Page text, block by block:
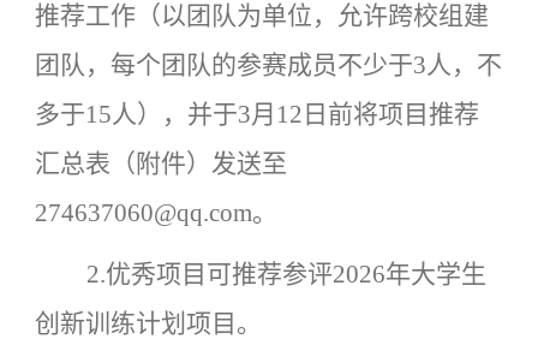
推荐工作（以团队为单位，允许跨校组建
团队，每个团队的参赛成员不少于3人，不
多于15人），并于3月12日前将项目推荐
汇总表（附件）发送至
274637060@qq.com。
2.优秀项目 可推荐参评2026年大学生
创新训练计划项目 。